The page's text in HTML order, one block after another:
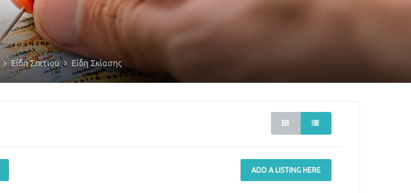
Είδη Σπιτιού Είδη Σκίασης
ADD A LISTING HERE